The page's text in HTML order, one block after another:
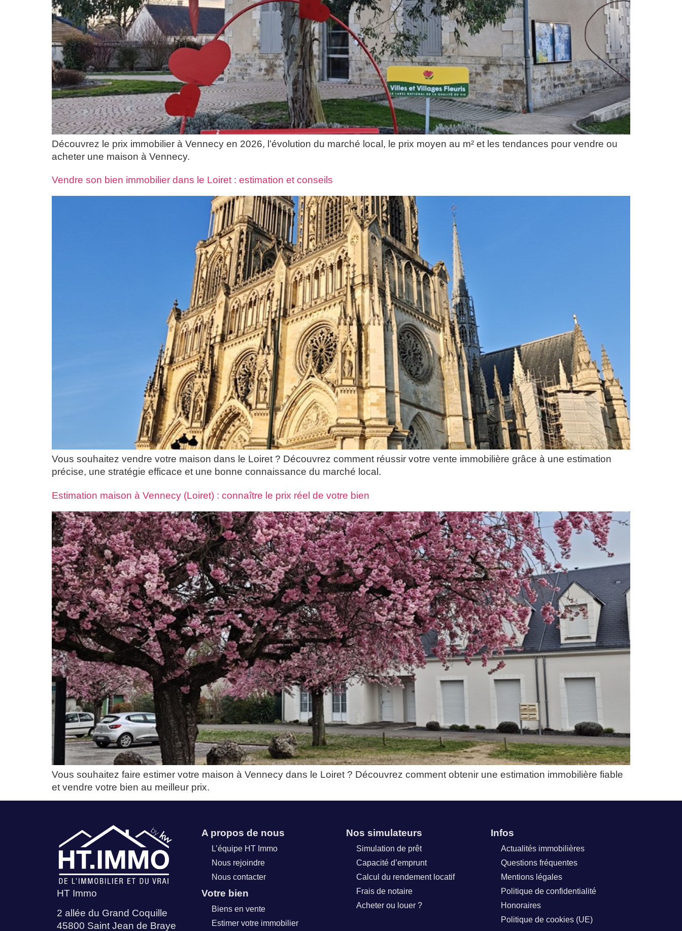
Découvrez le prix immobilier à Vennecy en 2026, l’évolution du marché local, le prix moyen au m² et les tendances pour vendre ou
acheter une maison à Vennecy.
Vendre son bien immobilier dans le Loiret : estimation et conseils
Vous souhaitez vendre votre maison dans le Loiret ? Découvrez comment réussir votre vente immobilière grâce à une estimation
précise, une stratégie efficace et une bonne connaissance du marché local.
Estimation maison à Vennecy (Loiret) : connaître le prix réel de votre bien
Vous souhaitez faire estimer votre maison à Vennecy dans le Loiret ? Découvrez comment obtenir une estimation immobilière fiable
et vendre votre bien au meilleur prix.
HT Immo
2 allée du Grand Coquille
45800 Saint Jean de Braye
A propos de nous
L’équipe HT Immo
Nous rejoindre
Nous contacter
Votre bien
Biens en vente
Estimer votre immobilier
Nos simulateurs
Simulation de prêt
Capacité d’emprunt
Calcul du rendement locatif
Frais de notaire
Acheter ou louer ?
Infos
Actualités immobilières
Questions fréquentes
Mentions légales
Politique de confidentialité
Honoraires
Politique de cookies (UE)